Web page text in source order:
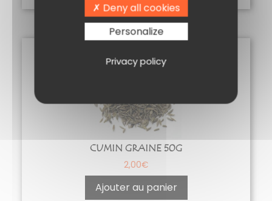
CUMIN GRAINE 50G
2,00€
Ajouter au panier
Deny all cookies
Personalize
Privacy policy